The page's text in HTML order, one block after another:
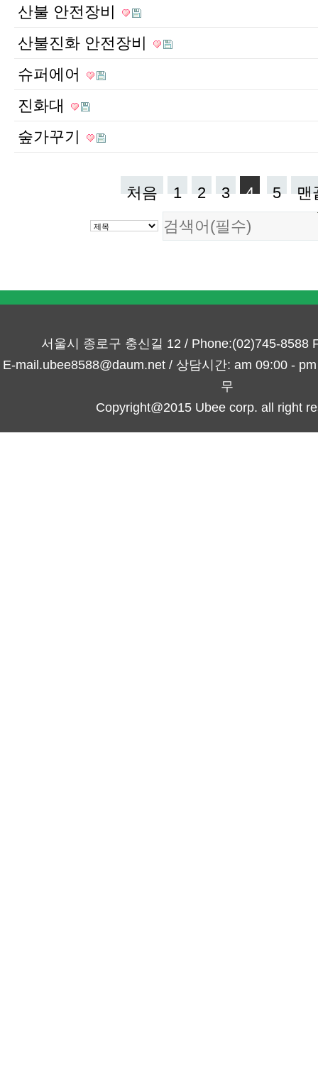
산불 안전장비
산불진화 안전장비
슈퍼에어
진화대
숲가꾸기
처음 1 2 3 4 5 맨
서울시 종로구 충신길 12 / Phone:(02)745-8588
E-mail.ubee8588@daum.net / 상담시간: am 09:00 -
무
Copyright@2015 Ubee corp. all right